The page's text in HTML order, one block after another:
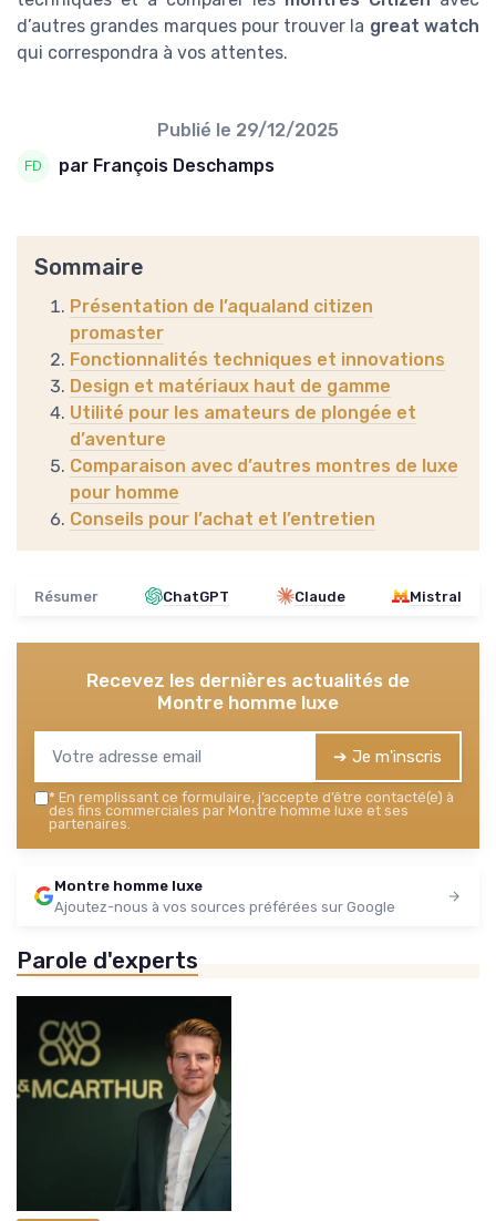
d’autres grandes marques pour trouver la great watch
qui correspondra à vos attentes.
Publié le 29/12/2025
par François Deschamps
Sommaire
Présentation de l’aqualand citizen
promaster
Fonctionnalités techniques et innovations
Design et matériaux haut de gamme
Utilité pour les amateurs de plongée et
d’aventure
Comparaison avec d’autres montres de luxe
pour homme
Conseils pour l’achat et l’entretien
Résumer ChatGPT Claude Mistral
Recevez les dernières actualités de
Montre homme luxe
➔ Je m'inscris
* En remplissant ce formulaire, j’accepte d’être contacté(e) à
des fins commerciales par Montre homme luxe et ses
partenaires.
Montre homme luxe
Ajoutez-nous à vos sources préférées sur Google
Parole d'experts